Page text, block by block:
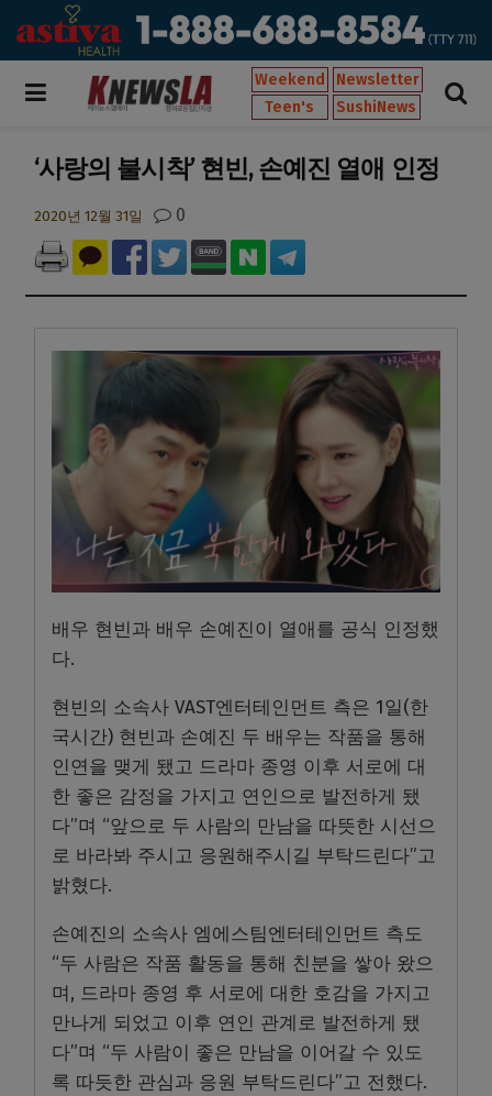
Weekend
Newsletter
Teen's
SushiNews
‘사랑의 불시착’ 현빈, 손예진 열애 인정
2020년 12월 31일 0
배우 현빈과 배우 손예진이 열애를 공식 인정했
다.
현빈의 소속사 VAST엔터테인먼트 측은 1일(한
국시간) 현빈과 손예진 두 배우는 작품을 통해
인연을 맺게 됐고 드라마 종영 이후 서로에 대
한 좋은 감정을 가지고 연인으로 발전하게 됐
다”며 “앞으로 두 사람의 만남을 따뜻한 시선으
로 바라봐 주시고 응원해주시길 부탁드린다”고
밝혔다.
손예진의 소속사 엠에스팀엔터테인먼트 측도
“두 사람은 작품 활동을 통해 친분을 쌓아 왔으
며, 드라마 종영 후 서로에 대한 호감을 가지고
만나게 되었고 이후 연인 관계로 발전하게 됐
다”며 “두 사람이 좋은 만남을 이어갈 수 있도
록 따듯한 관심과 응원 부탁드린다”고 전했다.